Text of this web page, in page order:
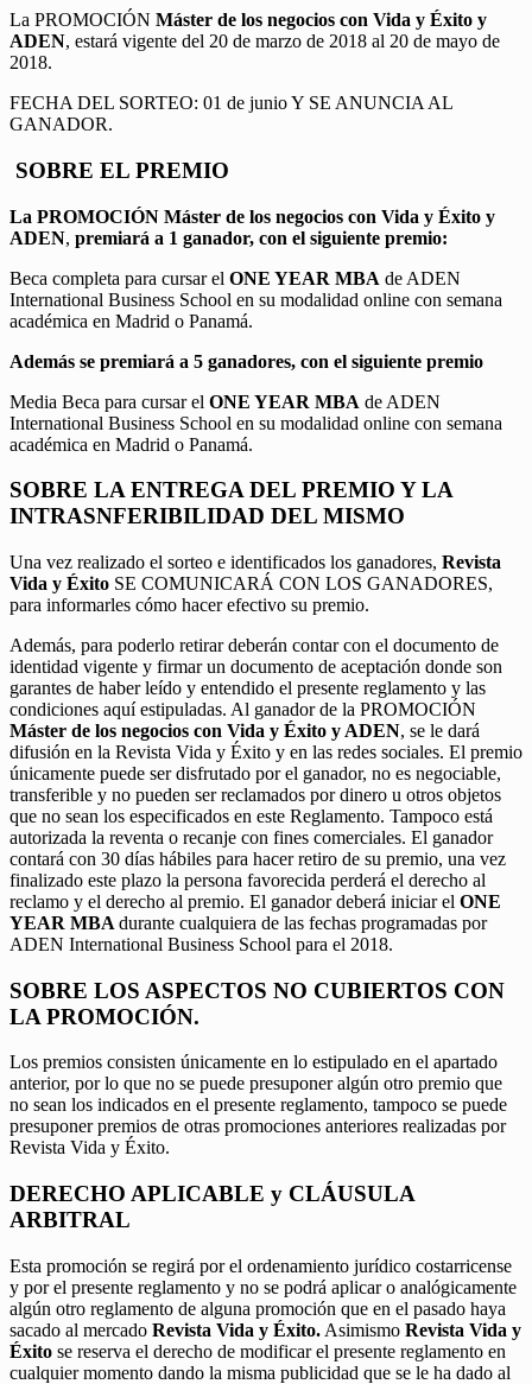
La PROMOCIÓN Máster de los negocios con Vida y Éxito y
ADEN, estará vigente del 20 de marzo de 2018 al 20 de mayo de
2018.
FECHA DEL SORTEO: 01 de junio Y SE ANUNCIA AL
GANADOR.
SOBRE EL PREMIO
La PROMOCIÓN Máster de los negocios con Vida y Éxito y
ADEN, premiará a 1 ganador, con el siguiente premio:
Beca completa para cursar el ONE YEAR MBA de ADEN
International Business School en su modalidad online con semana
académica en Madrid o Panamá.
Además se premiará a 5 ganadores, con el siguiente premio
Media Beca para cursar el ONE YEAR MBA de ADEN
International Business School en su modalidad online con semana
académica en Madrid o Panamá.
SOBRE LA ENTREGA DEL PREMIO Y LA
INTRASNFERIBILIDAD DEL MISMO
Una vez realizado el sorteo e identificados los ganadores, Revista
Vida y Éxito SE COMUNICARÁ CON LOS GANADORES,
para informarles cómo hacer efectivo su premio.
Además, para poderlo retirar deberán contar con el documento de
identidad vigente y firmar un documento de aceptación donde son
garantes de haber leído y entendido el presente reglamento y las
condiciones aquí estipuladas. Al ganador de la PROMOCIÓN
Máster de los negocios con Vida y Éxito y ADEN, se le dará
difusión en la Revista Vida y Éxito y en las redes sociales. El premio
únicamente puede ser disfrutado por el ganador, no es negociable,
transferible y no pueden ser reclamados por dinero u otros objetos
que no sean los especificados en este Reglamento. Tampoco está
autorizada la reventa o recanje con fines comerciales. El ganador
contará con 30 días hábiles para hacer retiro de su premio, una vez
finalizado este plazo la persona favorecida perderá el derecho al
reclamo y el derecho al premio. El ganador deberá iniciar el ONE
YEAR MBA durante cualquiera de las fechas programadas por
ADEN International Business School para el 2018.
SOBRE LOS ASPECTOS NO CUBIERTOS CON
LA PROMOCIÓN.
Los premios consisten únicamente en lo estipulado en el apartado
anterior, por lo que no se puede presuponer algún otro premio que
no sean los indicados en el presente reglamento, tampoco se puede
presuponer premios de otras promociones anteriores realizadas por
Revista Vida y Éxito.
DERECHO APLICABLE y CLÁUSULA
ARBITRAL
Esta promoción se regirá por el ordenamiento jurídico costarricense
y por el presente reglamento y no se podrá aplicar o analógicamente
algún otro reglamento de alguna promoción que en el pasado haya
sacado al mercado Revista Vida y Éxito. Asimismo Revista Vida y
Éxito se reserva el derecho de modificar el presente reglamento en
cualquier momento dando la misma publicidad que se le ha dado al